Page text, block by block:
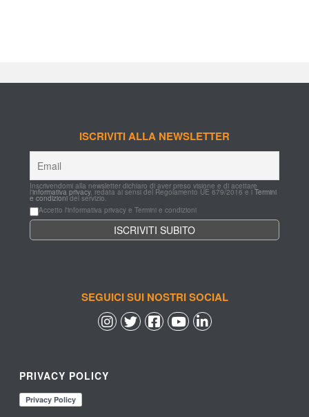
ISCRIVITI ALLA NEWSLETTER
Inscrivendomi alla newsletter dichiaro di aver preso visione e di acettare
l'informativa privacy, redata ai sensi del Regolamento UE 679/2016 e i Termini
e condizioni del servizio.
Accetto l'informativa privacy e Termini e condizioni
SEGUICI SUI NOSTRI SOCIAL
PRIVACY POLICY